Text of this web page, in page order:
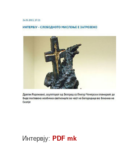
Интервју: PDF mk